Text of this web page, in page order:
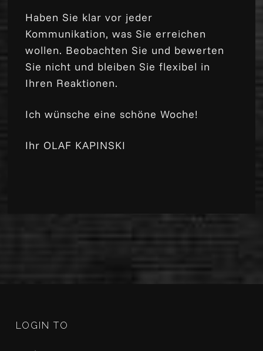
Haben Sie klar vor jeder
Kommunikation, was Sie erreichen
wollen. Beobachten Sie und bewerten
Sie nicht und bleiben Sie flexibel in
Ihren Reaktionen.
Ich wünsche eine schöne Woche!
Ihr OLAF KAPINSKI
LOGIN TO